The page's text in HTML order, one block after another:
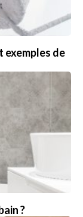
exemples de
?